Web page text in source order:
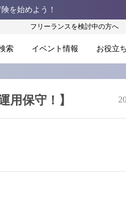
を始めよう！
フリーランスを検討中の方へ
索 イベント情報 お役立
用保守！】